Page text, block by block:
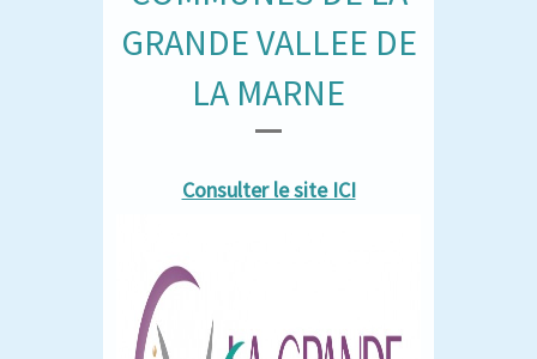
GRANDE VALLEE DE
LA MARNE
Consulter le site ICI